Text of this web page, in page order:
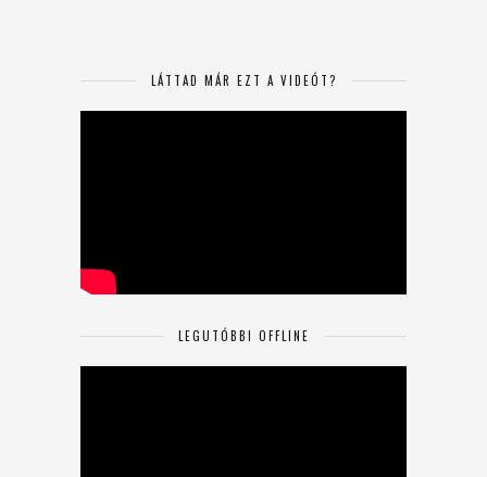
LÁTTAD MÁR EZT A VIDEÓT?
LEGUTÓBBI OFFLINE